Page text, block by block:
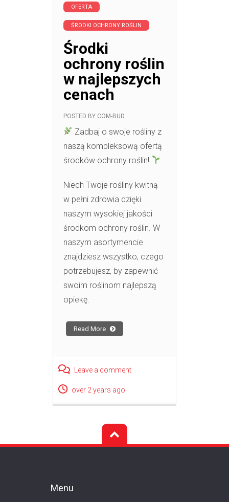
OFERTA
ŚRODKI OCHRONY ROŚLIN
Środki
ochrony roślin
w najlepszych
cenach
POSTED BY COM-BUD
Zadbaj o swoje rośliny z
naszą kompleksową ofertą
środków ochrony roślin!
Niech Twoje rośliny kwitną
w pełni zdrowia dzięki
naszym wysokiej jakości
środkom ochrony roślin. W
naszym asortymencie
znajdziesz wszystko, czego
potrzebujesz, by zapewnić
swoim roślinom najlepszą
opiekę.
Read More
Leave a comment
over 2 years ago
Menu